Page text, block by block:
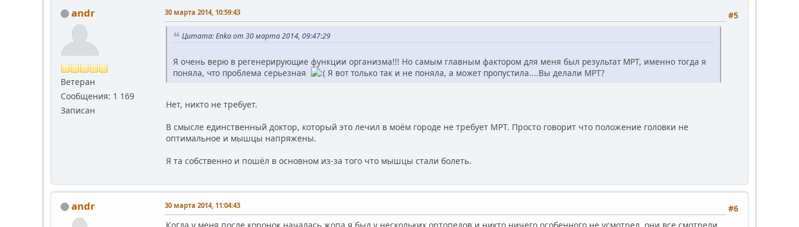
andr
Ветеран
Сообщения: 1 169
Записан
#5
30 марта 2014, 10:59:43
Цитата: Enka от 30 марта 2014, 09:47:29
Я очень верю в регенерирующие функции организма!!! Но самым главным фактором для меня был результат МРТ, именно тогда я
поняла, что проблема серьезная
Я вот только так и не поняла, а может пропустила....Вы делали МРТ?
Нет, никто не требует.
В смысле единственный доктор, который это лечил в моём городе не требует МРТ. Просто говорит что положение головки не
оптимальное и мышцы напряжены.
Я та собственно и пошёл в основном из-за того что мышцы стали болеть.
andr #6
30 марта 2014, 11:04:43